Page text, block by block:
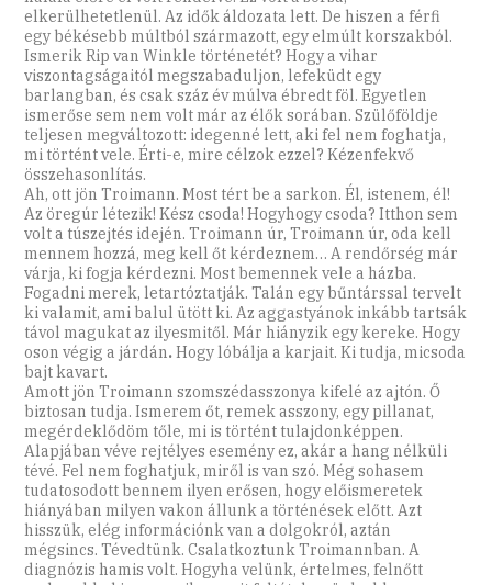
elkerülhetetlenül. Az idők áldozata lett. De hiszen a férfi
egy békésebb múltból származott, egy elmúlt korszakból.
Ismerik Rip van Winkle történetét? Hogy a vihar
viszontagságaitól megszabaduljon, lefeküdt egy
barlangban, és csak száz év múlva ébredt föl. Egyetlen
ismerőse sem nem volt már az élők sorában. Szülőföldje
teljesen megváltozott: idegenné lett, aki fel nem foghatja,
mi történt vele. Érti-e, mire célzok ezzel? Kézenfekvő
összehasonlítás.
Ah, ott jön Troimann. Most tért be a sarkon. Él, istenem, él!
Az öregúr létezik! Kész csoda! Hogyhogy csoda? Itthon sem
volt a túszejtés idején. Troimann úr, Troimann úr, oda kell
mennem hozzá, meg kell őt kérdeznem… A rendőrség már
várja, ki fogja kérdezni. Most bemennek vele a házba.
Fogadni merek, letartóztatják. Talán egy bűntárssal tervelt
ki valamit, ami balul ütött ki. Az aggastyánok inkább tartsák
távol magukat az ilyesmitől. Már hiányzik egy kereke. Hogy
oson végig a járdán.Hogy lóbálja a karjait. Ki tudja, micsoda
bajt kavart.
Amott jön Troimann szomszédasszonya kifelé az ajtón. Ő
biztosan tudja. Ismerem őt, remek asszony, egy pillanat,
megérdeklődöm tőle, mi is történt tulajdonképpen.
Alapjában véve rejtélyes esemény ez, akár a hang nélküli
tévé. Fel nem foghatjuk, miről is van szó. Még sohasem
tudatosodott bennem ilyen erősen, hogy előismeretek
hiányában milyen vakon állunk a történések előtt. Azt
hisszük, elég információnk van a dolgokról, aztán
mégsincs. Tévedtünk. Csalatkoztunk Troimannban. A
diagnózis hamis volt. Hogyha velünk, értelmes, felnőtt